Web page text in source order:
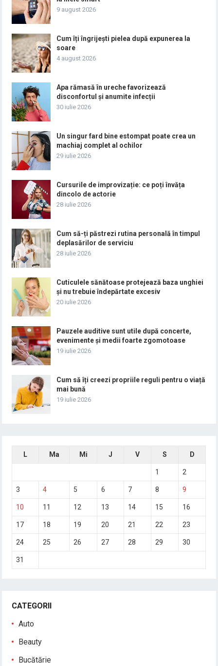
9 august 2026
Cum îți îngrijești pielea după expunerea la
soare
4 august 2026
Apa rămasă în ureche favorizează
disconfortul și anumite infecții
30 iulie 2026
Un singur fard bine estompat poate crea un
machiaj complet al ochilor
29 iulie 2026
Cursurile de improvizație: ce poți învăța
dincolo de actorie
28 iulie 2026
Cum să-ți păstrezi rutina personală în timpul
deplasărilor de serviciu
28 iulie 2026
Cuticulele sănătoase protejează baza unghiei
și nu trebuie îndepărtate excesiv
20 iulie 2026
Pauzele auditive sunt utile după concerte,
evenimente și medii foarte zgomotoase
19 iulie 2026
Cum să îți creezi propriile reguli pentru o viață
mai bună
19 iulie 2026
L Ma Mi J V S D
1 2
3 4 5 6 7 8 9
10 11 12 13 14 15 16
17 18 19 20 21 22 23
24 25 26 27 28 29 30
31
CATEGORII
Auto
Beauty
Bucătărie